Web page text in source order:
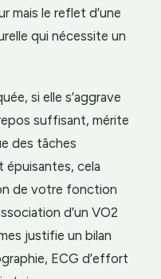
mais le reflet d’une
qui nécessite un
si elle s’aggrave
suffisant, mérite
des tâches
épuisantes, cela
de votre fonction
d’un VO2
justifie un bilan
ECG d’effort